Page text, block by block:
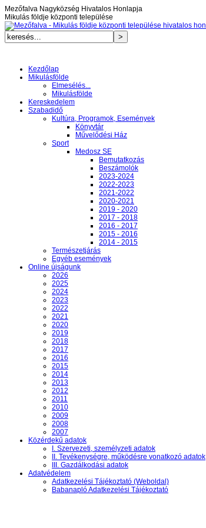
Mezőfalva Nagyközség Hivatalos Honlapja
Mikulás földje központi települése
Kezdőlap
Mikulásfölde
Elmesélés...
Mikulásfölde
Kereskedelem
Szabadidő
Kultúra, Programok, Események
Könyvtár
Művelődési Ház
Sport
Medosz SE
Bemutatkozás
Beszámolók
2023-2024
2022-2023
2021-2022
2020-2021
2019 - 2020
2017 - 2018
2016 - 2017
2015 - 2016
2014 - 2015
Természetjárás
Egyéb események
Online újságunk
2026
2025
2024
2023
2022
2021
2020
2019
2018
2017
2016
2015
2014
2013
2012
2011
2010
2009
2008
2007
Közérdekű adatok
I. Szervezeti, személyzeti adatok
II. Tevékenységre, működésre vonatkozó adatok
III. Gazdálkodási adatok
Adatvédelem
Adatkezelési Tájékoztató (Weboldal)
Babanapló Adatkezelési Tájékoztató